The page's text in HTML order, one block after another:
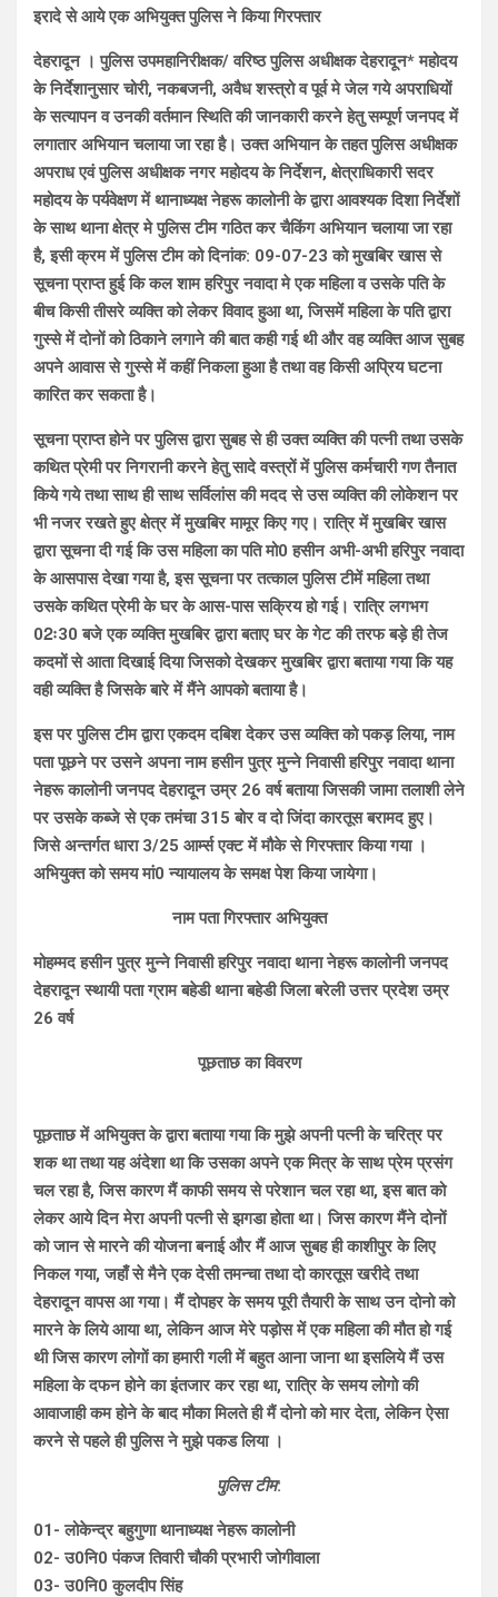
इरादे से आये एक अभियुक्त पुलिस ने किया गिरफ्तार
देहरादून । पुलिस उपमहानिरीक्षक/ वरिष्ठ पुलिस अधीक्षक देहरादून* महोदय
के निर्देशानुसार चोरी, नकबजनी, अवैध शस्त्रो व पूर्व मे जेल गये अपराधियों
के सत्यापन व उनकी वर्तमान स्थिति की जानकारी करने हेतु सम्पूर्ण जनपद में
लगातार अभियान चलाया जा रहा है। उक्त अभियान के तहत पुलिस अधीक्षक
अपराध एवं पुलिस अधीक्षक नगर महोदय के निर्देशन, क्षेत्राधिकारी सदर
महोदय के पर्यवेक्षण में थानाध्यक्ष नेहरू कालोनी के द्वारा आवश्यक दिशा निर्देशों
के साथ थाना क्षेत्र मे पुलिस टीम गठित कर चैकिंग अभियान चलाया जा रहा
है, इसी क्रम में पुलिस टीम को दिनांक: 09-07-23 को मुखबिर खास से
सूचना प्राप्त हुई कि कल शाम हरिपुर नवादा मे एक महिला व उसके पति के
बीच किसी तीसरे व्यक्ति को लेकर विवाद हुआ था, जिसमें महिला के पति द्वारा
गुस्से में दोनों को ठिकाने लगाने की बात कही गई थी और वह व्यक्ति आज सुबह
अपने आवास से गुस्से में कहीं निकला हुआ है तथा वह किसी अप्रिय घटना
कारित कर सकता है।
सूचना प्राप्त होने पर पुलिस द्वारा सुबह से ही उक्त व्यक्ति की पत्नी तथा उसके
कथित प्रेमी पर निगरानी करने हेतु सादे वस्त्रों में पुलिस कर्मचारी गण तैनात
किये गये तथा साथ ही साथ सर्विलांस की मदद से उस व्यक्ति की लोकेशन पर
भी नजर रखते हुए क्षेत्र में मुखबिर मामूर किए गए। रात्रि में मुखबिर खास
द्वारा सूचना दी गई कि उस महिला का पति मो0 हसीन अभी-अभी हरिपुर नवादा
के आसपास देखा गया है, इस सूचना पर तत्काल पुलिस टीमें महिला तथा
उसके कथित प्रेमी के घर के आस-पास सक्रिय हो गई। रात्रि लगभग
02ः30 बजे एक व्यक्ति मुखबिर द्वारा बताए घर के गेट की तरफ बड़े ही तेज
कदमों से आता दिखाई दिया जिसको देखकर मुखबिर द्वारा बताया गया कि यह
वही व्यक्ति है जिसके बारे में मैंने आपको बताया है।
इस पर पुलिस टीम द्वारा एकदम दबिश देकर उस व्यक्ति को पकड़ लिया, नाम
पता पूछने पर उसने अपना नाम हसीन पुत्र मुन्ने निवासी हरिपुर नवादा थाना
नेहरू कालोनी जनपद देहरादून उम्र 26 वर्ष बताया जिसकी जामा तलाशी लेने
पर उसके कब्जे से एक तमंचा 315 बोर व दो जिंदा कारतूस बरामद हुए।
जिसे अन्तर्गत धारा 3/25 आर्म्स एक्ट में मौके से गिरफ्तार किया गया ।
अभियुक्त को समय मां0 न्यायालय के समक्ष पेश किया जायेगा।
नाम पता गिरफ्तार अभियुक्त
मोहम्मद हसीन पुत्र मुन्ने निवासी हरिपुर नवादा थाना नेहरू कालोनी जनपद
देहरादून स्थायी पता ग्राम बहेडी थाना बहेडी जिला बरेली उत्तर प्रदेश उम्र
26 वर्ष
पूछताछ का विवरण
पूछताछ में अभियुक्त के द्वारा बताया गया कि मुझे अपनी पत्नी के चरित्र पर
शक था तथा यह अंदेशा था कि उसका अपने एक मित्र के साथ प्रेम प्रसंग
चल रहा है, जिस कारण मैं काफी समय से परेशान चल रहा था, इस बात को
लेकर आये दिन मेरा अपनी पत्नी से झगडा होता था। जिस कारण मैंने दोनों
को जान से मारने की योजना बनाई और मैं आज सुबह ही काशीपुर के लिए
निकल गया, जहाँ से मैने एक देसी तमन्चा तथा दो कारतूस खरीदे तथा
देहरादून वापस आ गया। मैं दोपहर के समय पूरी तैयारी के साथ उन दोनो को
मारने के लिये आया था, लेकिन आज मेरे पड़ोस में एक महिला की मौत हो गई
थी जिस कारण लोगों का हमारी गली में बहुत आना जाना था इसलिये मैं उस
महिला के दफन होने का इंतजार कर रहा था, रात्रि के समय लोगो की
आवाजाही कम होने के बाद मौका मिलते ही मैं दोनो को मार देता, लेकिन ऐसा
करने से पहले ही पुलिस ने मुझे पकड लिया ।
पुलिस टीम:
01- लोकेन्द्र बहुगुणा थानाध्यक्ष नेहरू कालोनी
02- उ0नि0 पंकज तिवारी चौकी प्रभारी जोगीवाला
03- उ0नि0 कुलदीप सिंह